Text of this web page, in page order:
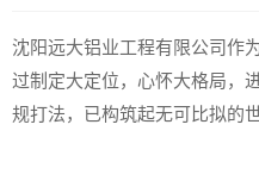
沈阳远大铝业工程有限公司作
过制定大定位，心怀大格局，
规打法，已构筑起无可比拟的